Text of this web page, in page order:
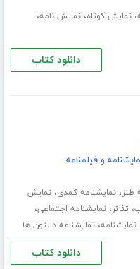
،نمایش کوتاه،نمایش نامه،
دانلود کتاب
و فیلمنامه
طنز،نمایشنامه کمدی،نمایش
، تئاتر،نمایشنامه اجتماعی،
نمایشنامه،نمایشنامه دالتون ها
دانلود کتاب